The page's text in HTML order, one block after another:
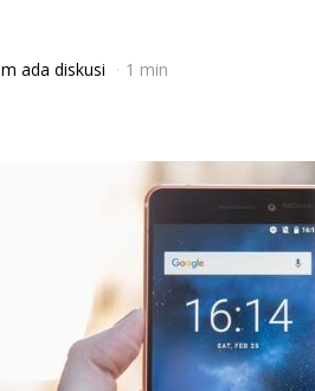
ada diskusi 1 min